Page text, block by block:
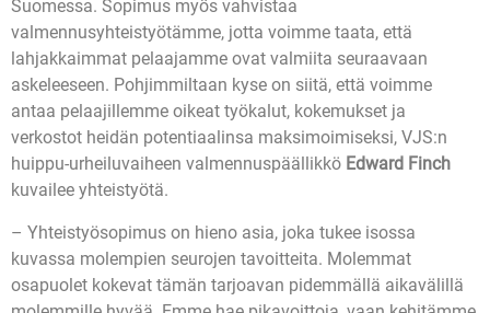
Suomessa. Sopimus myös vahvistaa
valmennusyhteistyötämme, jotta voimme taata, että
lahjakkaimmat pelaajamme ovat valmiita seuraavaan
askeleeseen. Pohjimmiltaan kyse on siitä, että voimme
antaa pelaajillemme oikeat työkalut, kokemukset ja
verkostot heidän potentiaalinsa maksimoimiseksi, VJS:n
huippu-urheiluvaiheen valmennuspäällikkö Edward Finch
kuvailee yhteistyötä.
– Yhteistyösopimus on hieno asia, joka tukee isossa
kuvassa molempien seurojen tavoitteita. Molemmat
osapuolet kokevat tämän tarjoavan pidemmällä aikavälillä